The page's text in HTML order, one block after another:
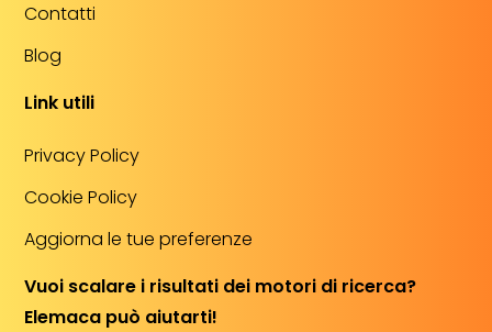
Contatti
Blog
Link utili
Privacy Policy
Cookie Policy
Aggiorna le tue preferenze
Vuoi scalare i risultati dei motori di ricerca?
Elemaca può aiutarti!